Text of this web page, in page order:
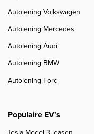
Autolening Volkswagen
Autolening Mercedes
Autolening Audi
Autolening BMW
Autolening Ford
Populaire EV's